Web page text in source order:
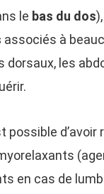
le bas du dos),
associés à
dorsaux, les
d’avoir
en cas de